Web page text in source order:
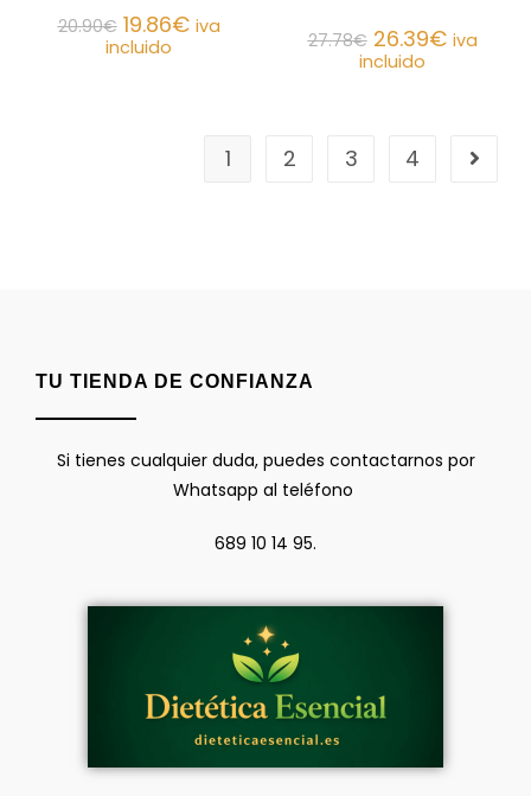
20.90€ 19.86€ iva
incluido
27.78€ 26.39€ iva
incluido
1 2 3 4
TU TIENDA DE CONFIANZA
Si tienes cualquier duda, puedes contactarnos por
Whatsapp al teléfono
689 10 14 95.